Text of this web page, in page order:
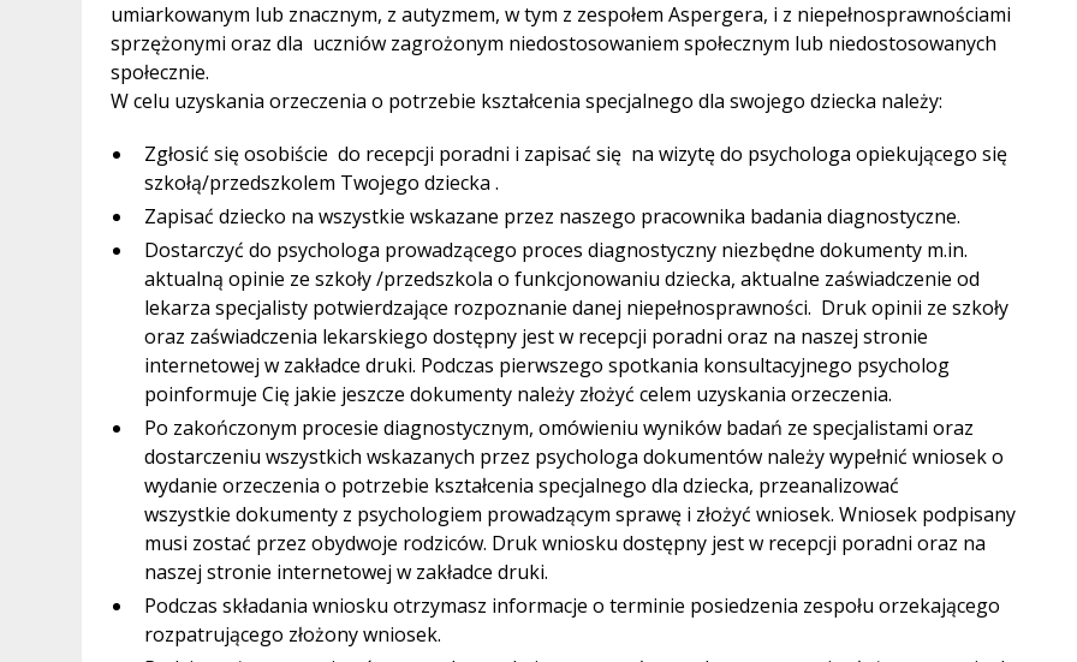
umiarkowanym lub znacznym, z autyzmem, w tym z zespołem Aspergera, i z niepełnosprawnościami
sprzężonymi oraz dla uczniów zagrożonym niedostosowaniem społecznym lub niedostosowanych
społecznie.
W celu uzyskania orzeczenia o potrzebie kształcenia specjalnego dla swojego dziecka należy:
Zgłosić się osobiście do recepcji poradni i zapisać się na wizytę do psychologa opiekującego się
szkołą/przedszkolem Twojego dziecka .
Zapisać dziecko na wszystkie wskazane przez naszego pracownika badania diagnostyczne.
Dostarczyć do psychologa prowadzącego proces diagnostyczny niezbędne dokumenty m.in.
aktualną opinie ze szkoły /przedszkola o funkcjonowaniu dziecka, aktualne zaświadczenie od
lekarza specjalisty potwierdzające rozpoznanie danej niepełnosprawności. Druk opinii ze szkoły
oraz zaświadczenia lekarskiego dostępny jest w recepcji poradni oraz na naszej stronie
internetowej w zakładce druki. Podczas pierwszego spotkania konsultacyjnego psycholog
poinformuje Cię jakie jeszcze dokumenty należy złożyć celem uzyskania orzeczenia.
Po zakończonym procesie diagnostycznym, omówieniu wyników badań ze specjalistami oraz
dostarczeniu wszystkich wskazanych przez psychologa dokumentów należy wypełnić wniosek o
wydanie orzeczenia o potrzebie kształcenia specjalnego dla dziecka, przeanalizować
wszystkie dokumenty z psychologiem prowadzącym sprawę i złożyć wniosek. Wniosek podpisany
musi zostać przez obydwoje rodziców. Druk wniosku dostępny jest w recepcji poradni oraz na
naszej stronie internetowej w zakładce druki.
Podczas składania wniosku otrzymasz informacje o terminie posiedzenia zespołu orzekającego
rozpatrującego złożony wniosek.